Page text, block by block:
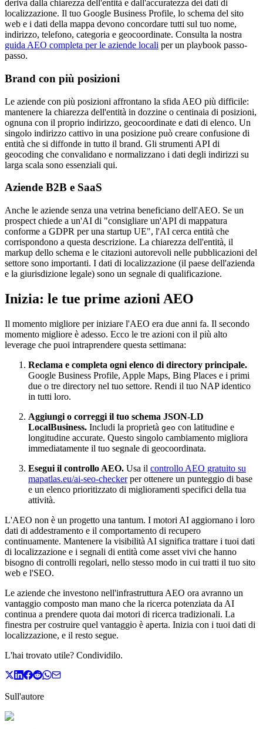
deriva dalla chiarezza dell'entità e dall'accuratezza dei dati di
localizzazione. Il tuo Google Business Profile, lo schema del sito
web e i dati della mappa devono concordare tutti sul tuo nome,
indirizzo, telefono, categoria e geocoordinate. Consulta la nostra
guida AEO completa per le aziende locali per un playbook passo-
passo.
Brand con più posizioni
Le aziende con più posizioni affrontano la sfida AEO più difficile:
mantenere la chiarezza dell'entità in dozzine o centinaia di posizioni,
ognuna con il proprio indirizzo, geocoordinate e dati di elenco. Un
singolo indirizzo cattivo in una posizione può creare confusione di
entità che si diffonde in tutto il brand. Gli strumenti API di
geocoding che convalidano e normalizzano i dati degli indirizzi su
larga scala sono essenziali qui.
Aziende B2B e SaaS
Anche le aziende senza una vetrina beneficiano dell'AEO. Se un
prospect chiede a un'AI di "consigliare un'API di mappatura
conforme a GDPR per una startup UE", l'AI cerca entità che
corrispondono a questa descrizione. La chiarezza dell'entità, il
markup dello schema e le citazioni autorevoli nelle pubblicazioni del
settore sono importanti. I dati di localizzazione (il paese dell'azienda
e la giurisdizione legale) sono un segnale di qualificazione.
Inizia: le tue prime azioni AEO
Il momento migliore per iniziare l'AEO era due anni fa. Il secondo
momento migliore è adesso. Ecco le tre azioni con il più alto
leverage che puoi intraprendere questa settimana:
Reclama e completa ogni elenco di directory principale.
Google Business Profile, Apple Maps, Bing Places e i primi
due o tre directory nel tuo settore. Rendi il tuo NAP identico
in tutti loro.
Aggiungi o correggi il tuo schema JSON-LD
LocalBusiness. Includi la proprietà geo con latitudine e
longitudine accurate. Questo singolo cambiamento migliora
immediatamente il tuo segnale di geocoordinata.
Esegui il controllo AEO. Usa il controllo AEO gratuito su
mapatlas.eu/ai-seo-checkerper ottenere un punteggio di base
e un elenco prioritizzato di miglioramenti specifici della tua
attività.
L'AEO non è un progetto una tantum. I motori AI aggiornano i loro
dati di addestramento e il comportamento di recupero
continuamente. Mantenere la visibilità AI significa trattare i tuoi dati
di localizzazione e i segnali di entità come asset vivi che hanno
bisogno di controlli regolari, nello stesso modo in cui tratti il tuo sito
web e l'SEO.
Le aziende che investono nell'infrastruttura AEO ora avranno un
vantaggio composto man mano che la ricerca potenziata da AI
continua a prendere quota dai motori di ricerca tradizionali. La
finestra per costruire quel vantaggio è aperta. Inizia con i tuoi dati di
localizzazione, e il resto segue.
L'hai trovato utile? Condividilo.
Sull'autore